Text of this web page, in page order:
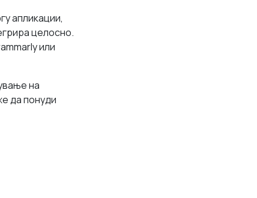
апликации,
целосно.
или
на
да понуди